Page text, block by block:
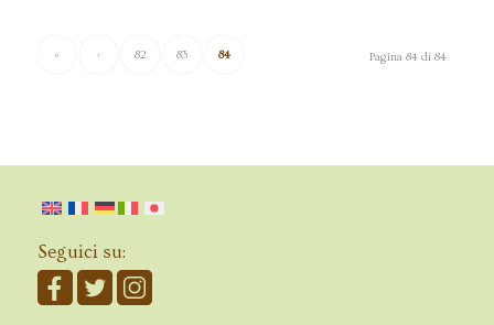
Pagina 84 di 84
« ‹ 82 83 84
Seguici su: